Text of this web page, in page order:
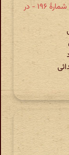
سوزنی سمرقندی » دیوان اشعار » قصاید » شمارهٔ ۱۹۶ - در